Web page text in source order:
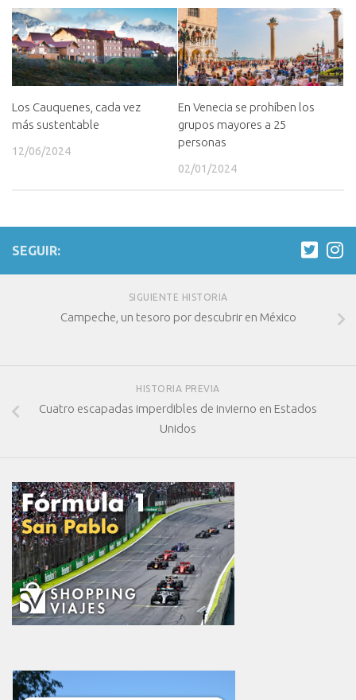
Los Cauquenes, cada vez
más sustentable
12/06/2024
En Venecia se prohíben los
grupos mayores a 25
personas
02/01/2024
SEGUIR:
SIGUIENTE HISTORIA
Campeche, un tesoro por descubrir en México
HISTORIA PREVIA
Cuatro escapadas imperdibles de invierno en Estados
Unidos